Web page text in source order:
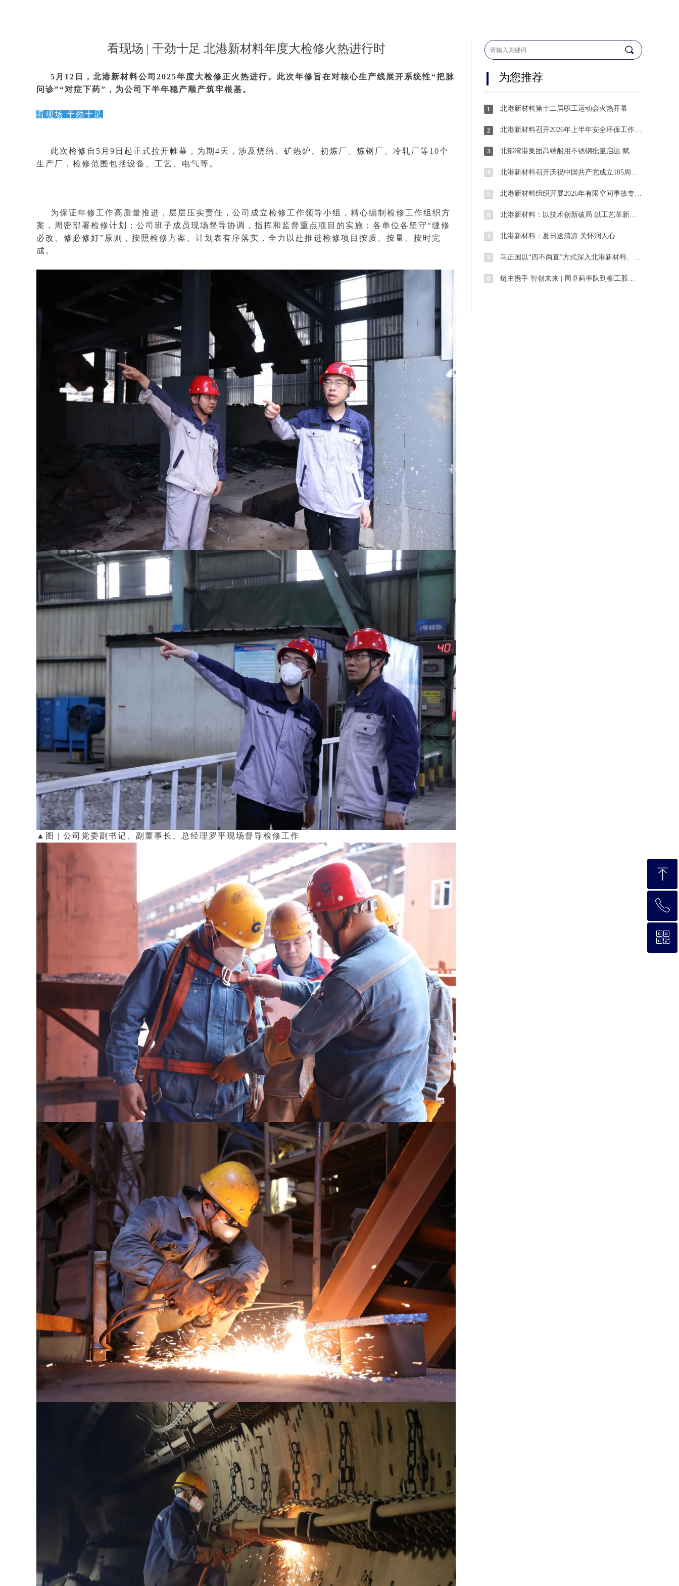
看现场 | 干劲十足 北港新材料年度大检修火热进行时
5月12日，北港新材料公司2025年度大检修正火热进行。此次年修旨在对核心生产线展开系统性“把脉
问诊”“对症下药”，为公司下半年稳产顺产筑牢根基。
看现场 干劲十足
此次检修自5月9日起正式拉开帷幕，为期4天，涉及烧结、矿热炉、初炼厂、炼钢厂、冷轧厂等10个
生产厂，检修范围包括设备、工艺、电气等。
为保证年修工作高质量推进，层层压实责任，公司成立检修工作领导小组，精心编制检修工作组织方
案，周密部署检修计划；公司班子成员现场督导协调，指挥和监督重点项目的实施；各单位各坚守“缝修
必改、修必修好”原则，按照检修方案、计划表有序落实，全力以赴推进检修项目按质、按量、按时完
成。
▲图 | 公司党委副书记、副董事长、总经理罗平现场督导检修工作
끠
1
3
2
4
5
6
为您推荐
4
5
6
北港新材料第十二届职工运动会火热开幕
北港新材料召开2026年上半年安全环保工作总结暨下半年工作部署会
北部湾港集团高端船用不锈钢批量启运 赋能平陆运河船舶建造
北港新材料召开庆祝中国共产党成立105周年主题党日活动暨“两优一先”表彰大会
北港新材料组织开展2026年有限空间事故专项应急演练
北港新材料：以技术创新破局 以工艺革新赋能 奋力迈向绿色低碳转型发展新台阶
北港新材料：夏日送清凉 关怀润人心
马正国以“四不两直”方式深入北港新材料、北海码头开展安全生产督导调研工作
链主携手 智创未来 | 周卓莉率队到柳工股份拜访交流
ꁸ
回到顶部
ꂅ
0779-8527227
ꀥ